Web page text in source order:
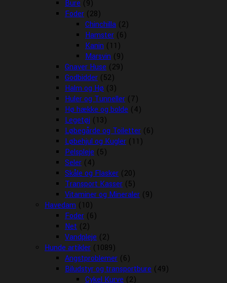
Bure (9)
Foder (28)
Chinchilla (2)
Hamster (6)
Kanin (11)
Marsvin (9)
Gnaver Huse (29)
Godbidder (52)
Halm og Hø (3)
Huler og Tunneller (7)
Hø hække og bolde (4)
Legetøj (13)
Løbegårde og Toiletter (6)
Løbehjul og Kugler (11)
Pelspleje (5)
Seler (4)
Skåle og Flasker (20)
Transport Kasser (5)
Vitaminer og Mineraler (9)
Havedam (10)
Foder (6)
Net (2)
Vandpleje (2)
Hunde artikler (1089)
Angstproblemer (6)
Biludstyr og transportbure (49)
Cykel Kurve (2)